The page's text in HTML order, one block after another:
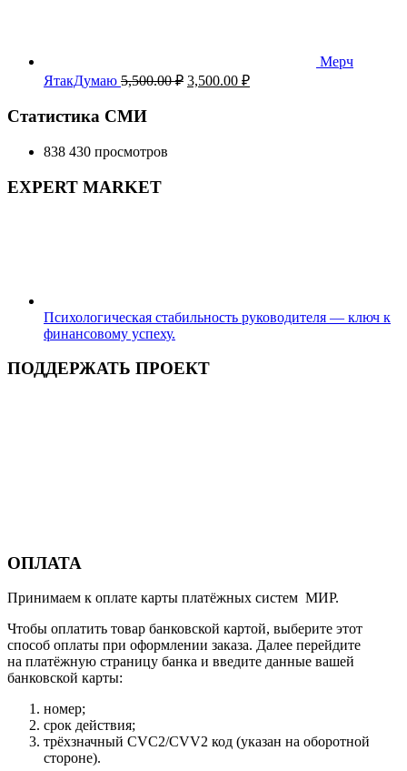
Мерч
ЯтакДумаю 5,500.00₽ Первоначальная
3,500.00 ₽Текущая
Статистика СМИ
838 430 просмотров
EXPERT MARKET
Психологическая стабильность руководителя — ключ к
финансовому успеху.
ПОДДЕРЖАТЬ ПРОЕКТ
ОПЛАТА
Принимаем к оплате карты платёжных систем МИР.
Чтобы оплатить товар банковской картой, выберите этот
способ оплаты при оформлении заказа. Далее перейдите
на платёжную страницу банка и введите данные вашей
банковской карты:
номер;
срок действия;
трёхзначный CVC2/CVV2 код (указан на оборотной
стороне).